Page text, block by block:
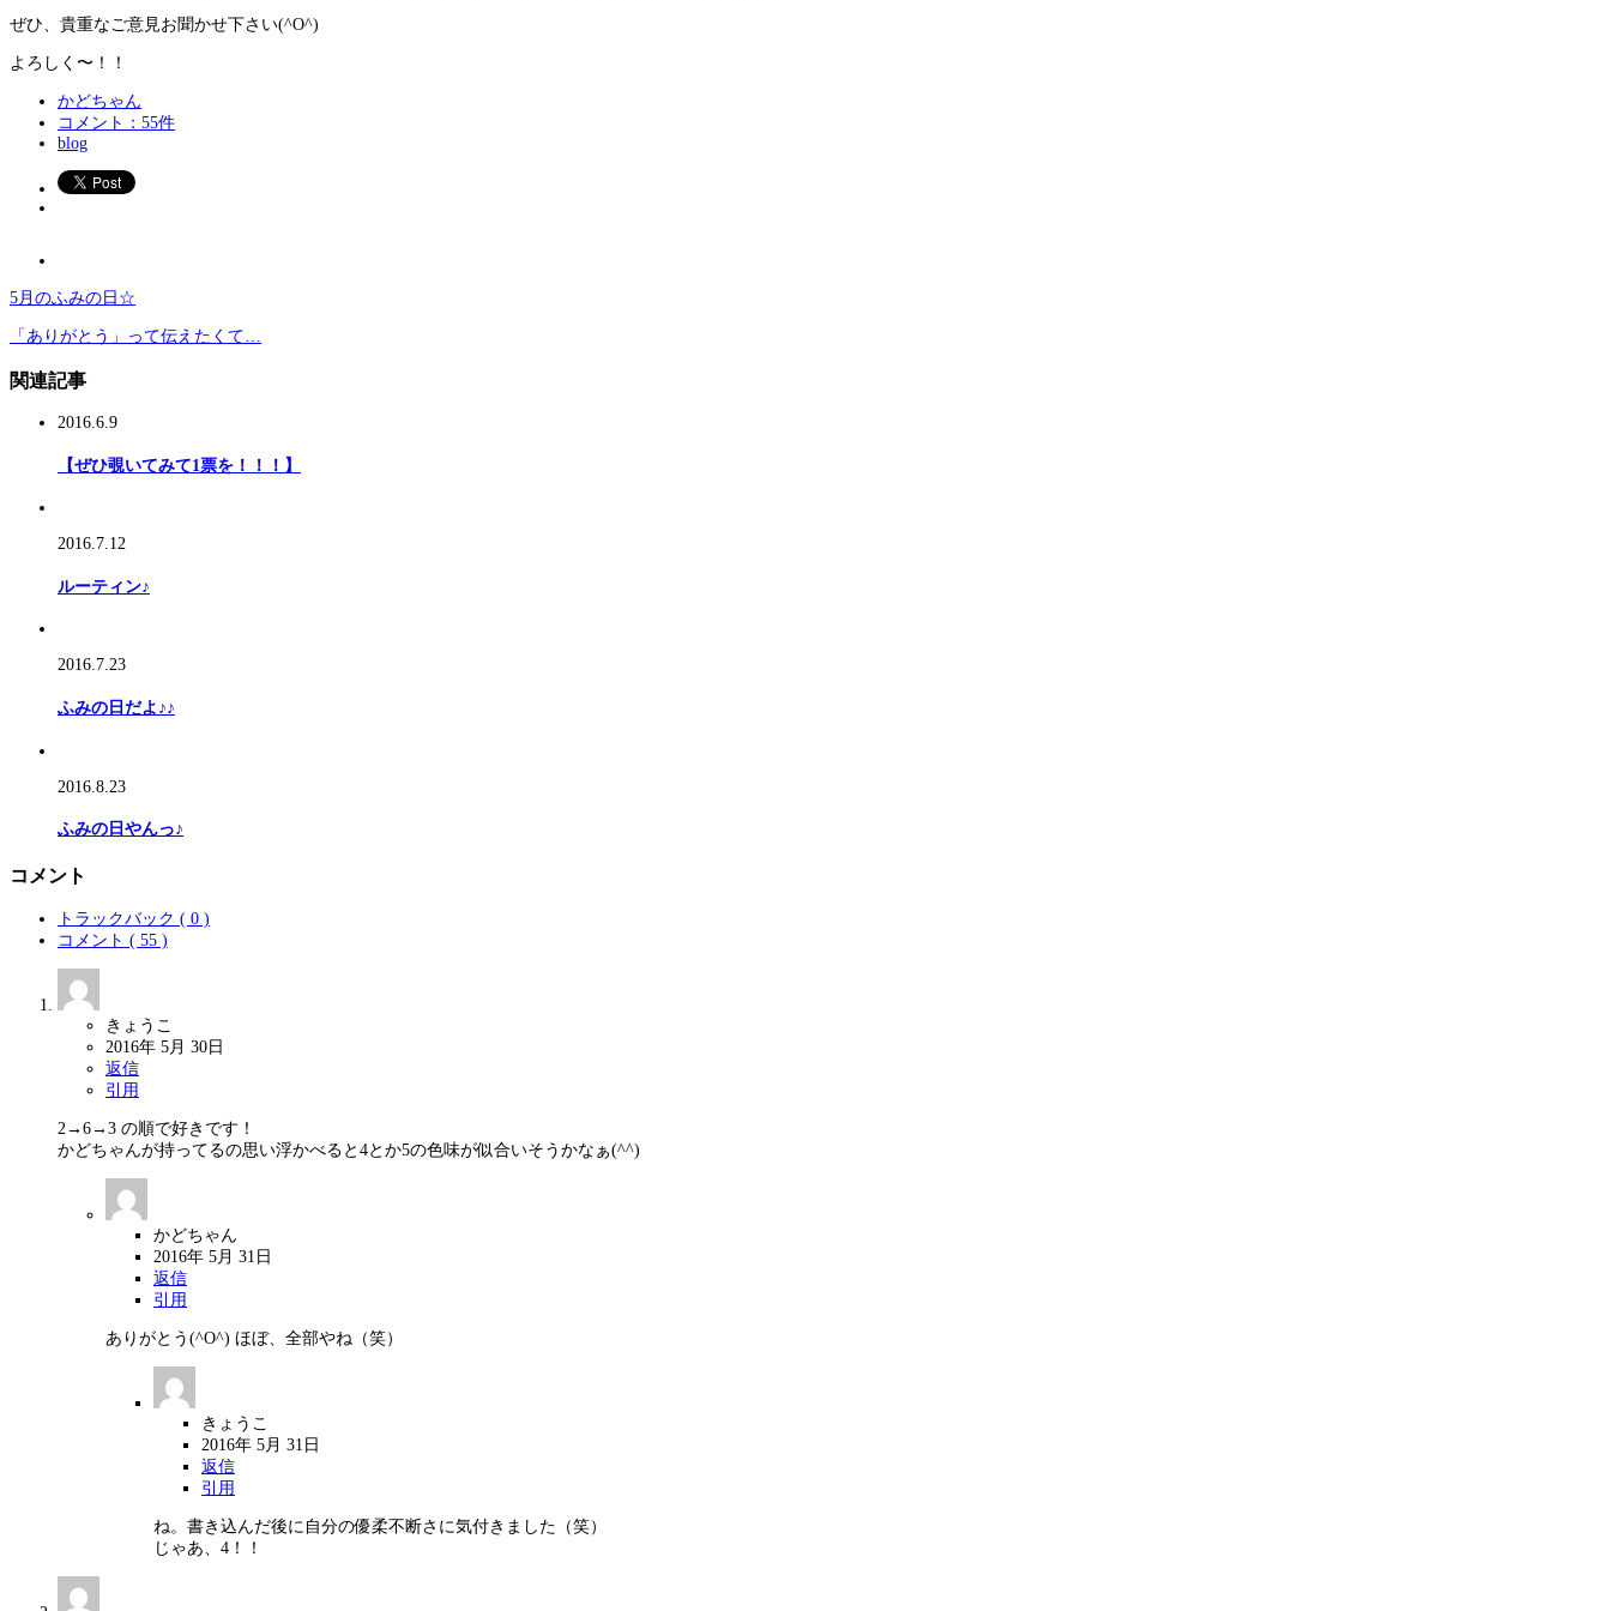
ぜひ、貴重なご意見お聞かせ下さい(^O^)
よろしく〜！！
かどちゃん
コメント：55件
blog
5月のふみの日☆
「ありがとう」って伝えたくて…
関連記事
2016.6.9
【ぜひ覗いてみて1票を！！！】
2016.7.12
ルーティン♪
2016.7.23
ふみの日だよ♪♪
2016.8.23
ふみの日やんっ♪
コメント
トラックバック ( 0 )
コメント ( 55 )
きょうこ
2016年 5月 30日
返信
引用
2→6→3 の順で好きです！
かどちゃんが持ってるの思い浮かべると4とか5の色味が似合いそうかなぁ(^^)
かどちゃん
2016年 5月 31日
返信
引用
ありがとう(^O^) ほぼ、全部やね（笑）
きょうこ
2016年 5月 31日
返信
引用
ね。書き込んだ後に自分の優柔不断さに気付きました（笑）
じゃあ、4！！